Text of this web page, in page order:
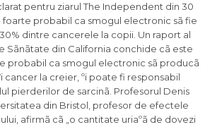
pentru ziarul The Independent din 30
foarte probabil ca smogul electronic sã fie
dintre cancerele la copii. Un raport al
Sãnãtate din California conchide cã este
probabil ca smogul electronic sã producã
cancer la creier, ºi poate fi responsabil
pierderilor de sarcinã. Profesorul Denis
din Bristol, profesor de efectele
afirmã cã „o cantitate uriaºã de dovezi